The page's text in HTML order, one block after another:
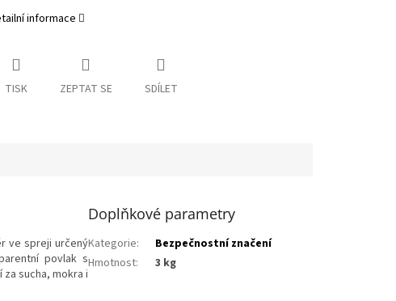
informace
TISK ZEPTAT SE SDÍLET
ve spreji určený
povlak s
sucha, mokra i
Doplňkové parametry
Kategorie:
Bezpečnostní značení
Hmotnost: 3 kg